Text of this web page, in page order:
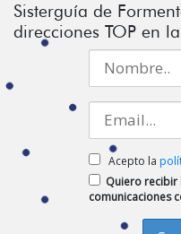
Sisterguía de
direcciones TOP en
Acepto la
Quiero recibir
comunicaciones